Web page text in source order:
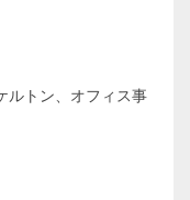
ルトン、オフィス事